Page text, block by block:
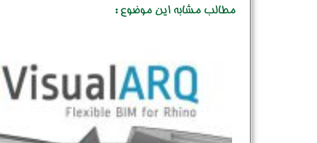
مطالب مشابه این موضوع :